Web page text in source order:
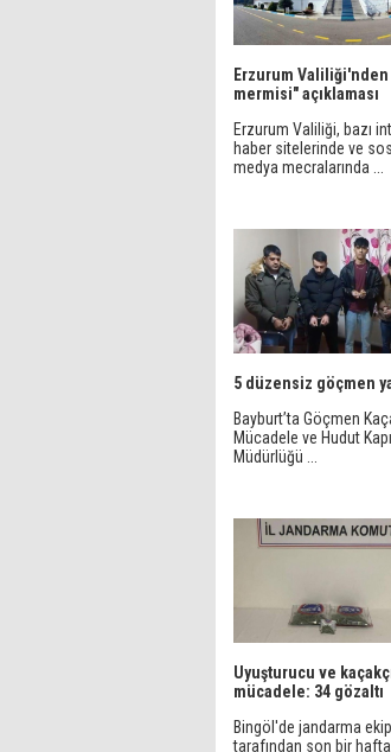
Erzurum
mermisi" açıklaması
Erzurum Valiliği, bazı
haber sitelerinde ve
medya mecralarında ...
5 düzensiz göçmen
Bayburt’ta Göçmen
Mücadele ve Hudut
Müdürlüğü ...
Uyuşturucu ve
mücadele: 34 gözaltı
Bingöl'de jandarma
tarafından son bir hafta